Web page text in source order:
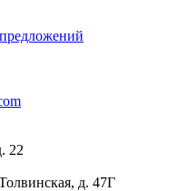
22
д. 47Г